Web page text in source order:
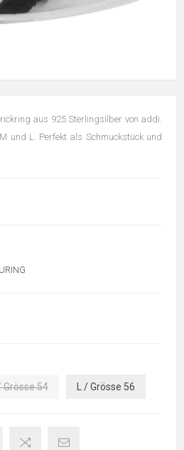
aus 925 Sterlingsilber von addi.
und L. Perfekt als Schmuckstück und
Grösse 54 L / Grösse 56